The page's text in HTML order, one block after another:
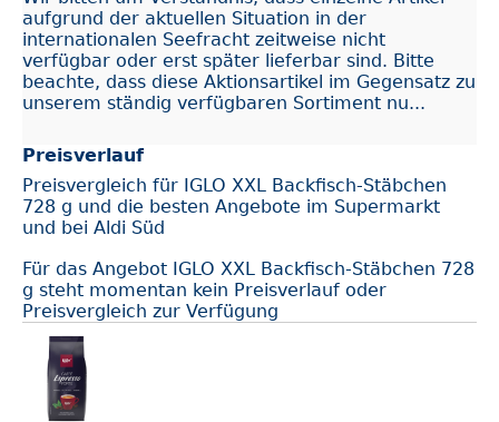
aufgrund der aktuellen Situation in der
internationalen Seefracht zeitweise nicht
verfügbar oder erst später lieferbar sind. Bitte
beachte, dass diese Aktionsartikel im Gegensatz zu
unserem ständig verfügbaren Sortiment nu...
Preisverlauf
Preisvergleich für IGLO XXL Backfisch-Stäbchen
728 g und die besten Angebote im Supermarkt
und bei Aldi Süd
Für das Angebot IGLO XXL Backfisch-Stäbchen 728
g steht momentan kein Preisverlauf oder
Preisvergleich zur Verfügung